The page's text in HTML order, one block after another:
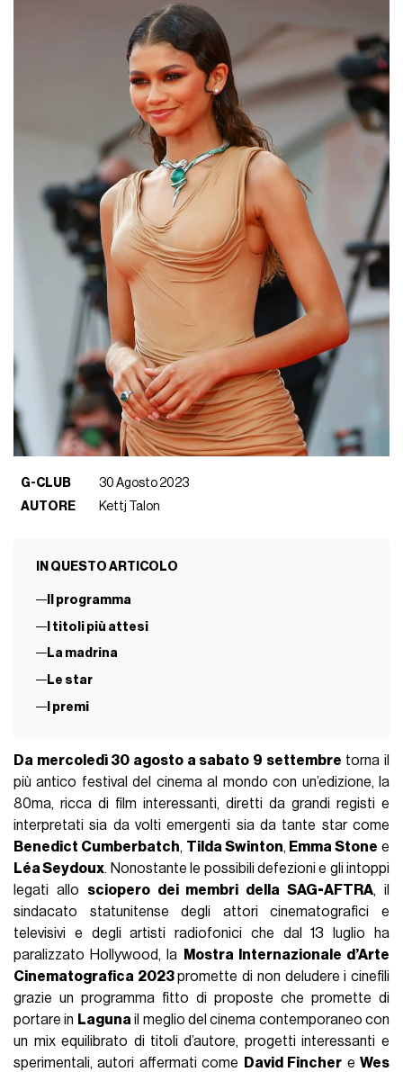
G-CLUB
30 Agosto 2023
AUTORE
Kettj Talon
IN QUESTO ARTICOLO
Il programma
I titoli più attesi
La madrina
Le star
I premi
Da mercoledì 30 agosto a sabato 9 settembre torna il
più antico festival del cinema al mondo con un’edizione, la
80ma, ricca di film interessanti, diretti da grandi registi e
interpretati sia da volti emergenti sia da tante star come
Benedict Cumberbatch, Tilda Swinton, Emma Stone e
Léa Seydoux. Nonostante le possibili defezioni e gli intoppi
legati allo sciopero dei membri della SAG-AFTRA, il
sindacato statunitense degli attori cinematografici e
televisivi e degli artisti radiofonici che dal 13 luglio ha
paralizzato Hollywood, la
Mostra Internazionale d’Arte
Cinematografica 2023promette di non deludere i cinefili
grazie un programma fitto di proposte che promette di
portare in Lagunail meglio del cinema contemporaneo con
un mix equilibrato di titoli d’autore, progetti interessanti e
sperimentali, autori affermati come
David Fincher e Wes